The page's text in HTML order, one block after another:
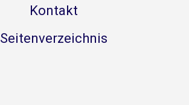
Kontakt
Seitenverzeichnis